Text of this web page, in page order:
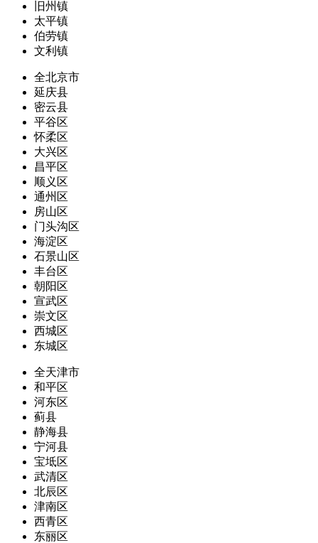
旧州镇
太平镇
伯劳镇
文利镇
全北京市
延庆县
密云县
平谷区
怀柔区
大兴区
昌平区
顺义区
通州区
房山区
门头沟区
海淀区
石景山区
丰台区
朝阳区
宣武区
崇文区
西城区
东城区
全天津市
和平区
河东区
蓟县
静海县
宁河县
宝坻区
武清区
北辰区
津南区
西青区
东丽区